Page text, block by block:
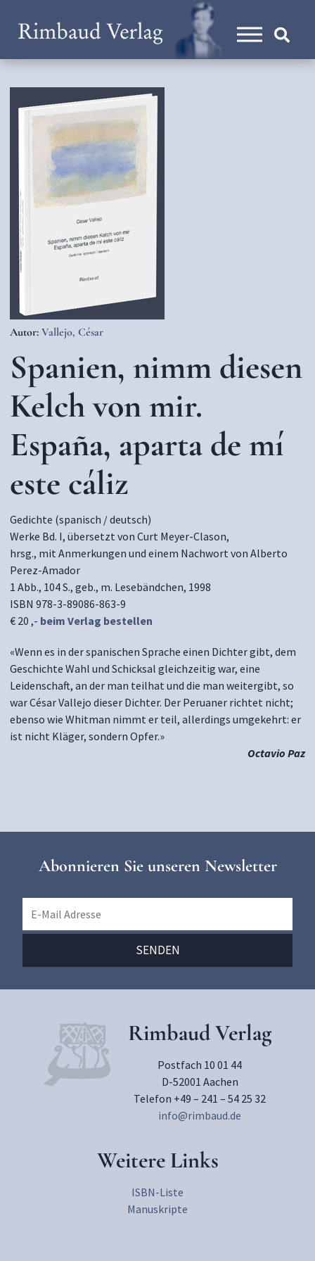
Autor: Vallejo, César
Spanien, nimm diesen
Kelch von mir.
España, aparta de mí
este cáliz
Gedichte (spanisch / deutsch)
Werke Bd. I, übersetzt von Curt Meyer-Clason,
hrsg., mit Anmerkungen und einem Nachwort von Alberto
Perez-Amador
1 Abb., 104 S., geb., m. Lesebändchen, 1998
ISBN 978-3-89086-863-9
€ 20 ,- beim Verlag bestellen
«Wenn es in der spanischen Sprache einen Dichter gibt, dem
Geschichte Wahl und Schicksal gleichzeitig war, eine
Leidenschaft, an der man teilhat und die man weitergibt, so
war César Vallejo dieser Dichter. Der Peruaner richtet nicht;
ebenso wie Whitman nimmt er teil, allerdings umgekehrt: er
ist nicht Kläger, sondern Opfer.»
Octavio Paz
Abonnieren Sie unseren Newsletter
Rimbaud Verlag
Postfach 10 01 44
D-52001 Aachen
Telefon +49 – 241 – 54 25 32
info@rimbaud.de
Weitere Links
ISBN-Liste
Manuskripte